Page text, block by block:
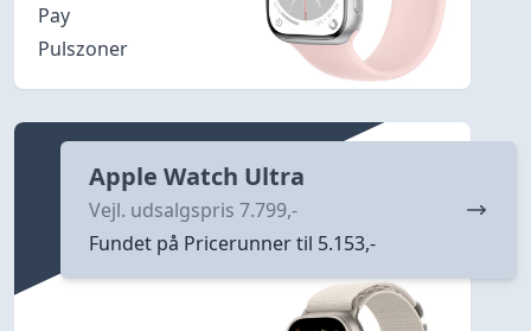
Pay
Pulszoner
Apple Watch Ultra
Vejl. udsalgspris 7.799,-
Fundet på Pricerunner til 5.153,-